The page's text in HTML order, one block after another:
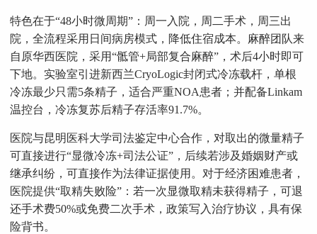
特色在于“48小时微周期”：周一入院，周二手术，周三出
院，全流程采用日间病房模式，降低住宿成本。麻醉团队来
自原华西医院，采用“骶管+局部复合麻醉”，术后4小时即可
下地。实验室引进新西兰CryoLogic封闭式冷冻载杆，单根
冷冻最少只需5条精子，适合严重NOA患者；并配备Linkam
温控台，冷冻复苏后精子存活率91.7%。
医院与昆明医科大学司法鉴定中心合作，对取出的微量精子
可直接进行“显微冷冻+司法公证”，后续若涉及婚姻财产或
继承纠纷，可直接作为法律证据使用。对于经济困难患者，
医院提供“取精失败险”：若一次显微取精未获得精子，可退
还手术费50%或免费二次手术，政策写入治疗协议，具有保
险背书。